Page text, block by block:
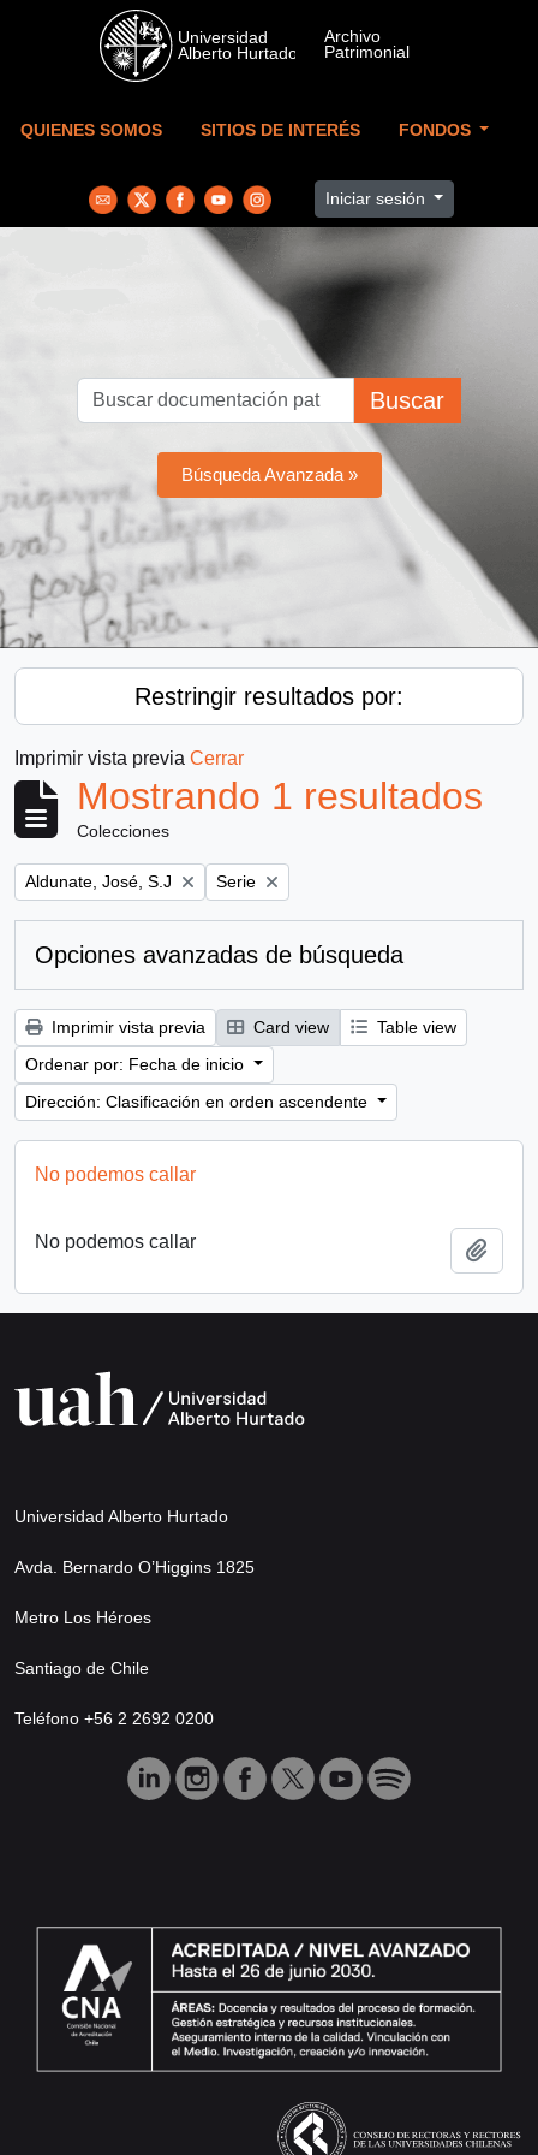
Skip to main content
QUIENES SOMOS SITIOS DE INTERÉS FONDOS
Iniciar sesión
Buscar
Búsqueda Avanzada »
Restringir resultados por:
Imprimir vista previa Cerrar
Mostrando 1 resultados
Colecciones
Remove filter:
Aldunate, José, S.J Remove filter:
Serie
Opciones avanzadas de búsqueda
Imprimir vista previa Card view
Table view
Ordenar por: Fecha de inicio
Dirección: Clasificación en orden ascendente
No podemos callar
No podemos callar
Universidad Alberto Hurtado
Avda. Bernardo O’Higgins 1825
Metro Los Héroes
Santiago de Chile
Teléfono +56 2 2692 0200